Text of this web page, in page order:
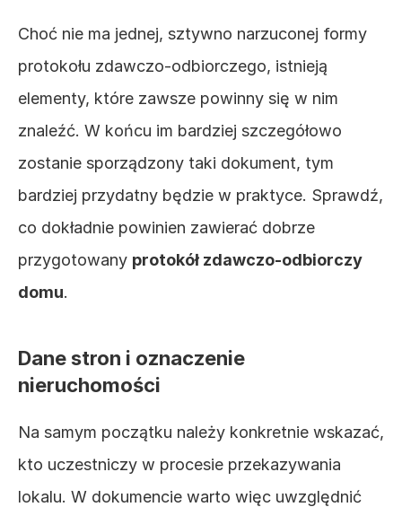
Choć nie ma jednej, sztywno narzuconej formy
protokołu zdawczo-odbiorczego, istnieją
elementy, które zawsze powinny się w nim
znaleźć. W końcu im bardziej szczegółowo
zostanie sporządzony taki dokument, tym
bardziej przydatny będzie w praktyce. Sprawdź,
co dokładnie powinien zawierać dobrze
przygotowany protokół zdawczo-odbiorczy
domu.
Dane stron i oznaczenie
nieruchomości
Na samym początku należy konkretnie wskazać,
kto uczestniczy w procesie przekazywania
lokalu. W dokumencie warto więc uwzględnić